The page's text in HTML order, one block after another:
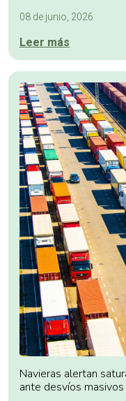
08 de junio, 2026
Leer más
Navieras alertan
ante desvíos